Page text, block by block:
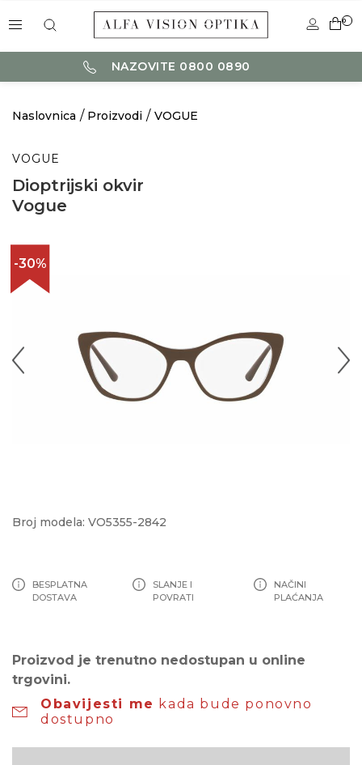
0
NAZOVITE 0800 0890
Naslovnica Proizvodi VOGUE
VOGUE
Dioptrijski okvir
Vogue
-30%
Broj modela: VO5355-2842
BESPLATNA
DOSTAVA
SLANJE I
POVRATI
NAČINI
PLAĆANJA
Proizvod je trenutno nedostupan u online
trgovini.
Obavijesti me kada bude ponovno
dostupno